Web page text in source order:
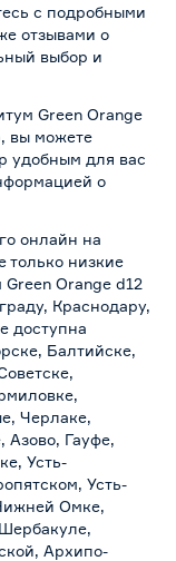
с подробными
отзывами о
выбор и
Green Orange
вы можете
удобным для вас
о
онлайн на
только низкие
Orange d12
Краснодару,
доступна
Балтийске,
Черлаке,
Гауфе,
Усть-
Усть-
Омке,
Архипо-